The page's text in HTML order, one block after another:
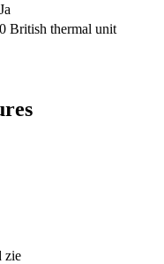
Ja
0 British thermal unit
zie